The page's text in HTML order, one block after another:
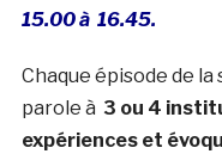
15.00 à 16.45.
Chaque épisode de
parole à 3 ou 4
expériences et